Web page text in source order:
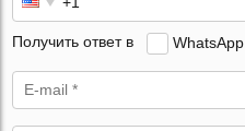
Получить ответ в WhatsApp